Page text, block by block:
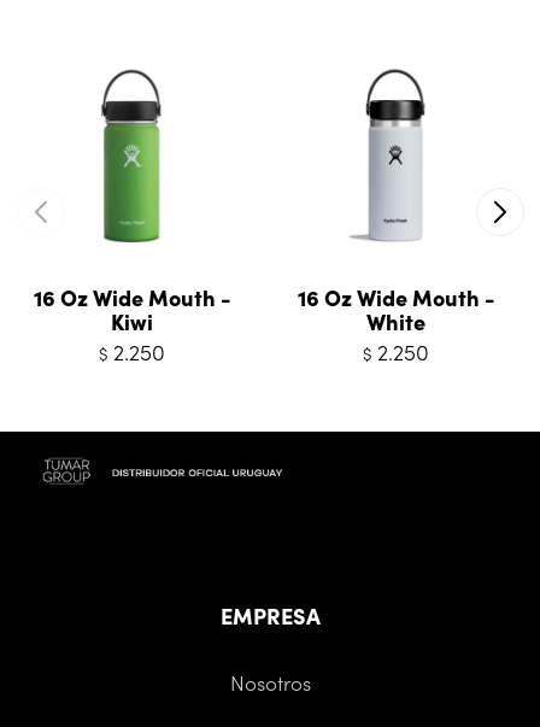
16 Oz Wide Mouth -
Kiwi
$ 2.250
16 Oz Wide Mouth -
White
$ 2.250
EMPRESA
Nosotros